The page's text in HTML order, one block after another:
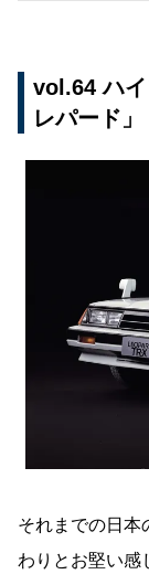
vol.64 ハ
レパード」
それまでの日本
わりとお堅い感